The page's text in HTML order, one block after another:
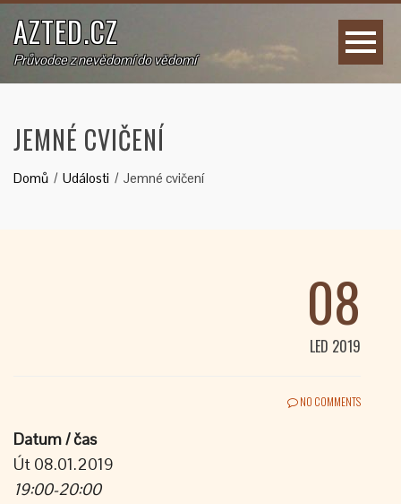
AZTED.CZ
Průvodce z nevědomí do vědomí
JEMNÉ CVIČENÍ
Domů Události Jemné cvičení
08
LED 2019
NO COMMENTS
Datum / čas
Út 08.01.2019
19:00-20:00